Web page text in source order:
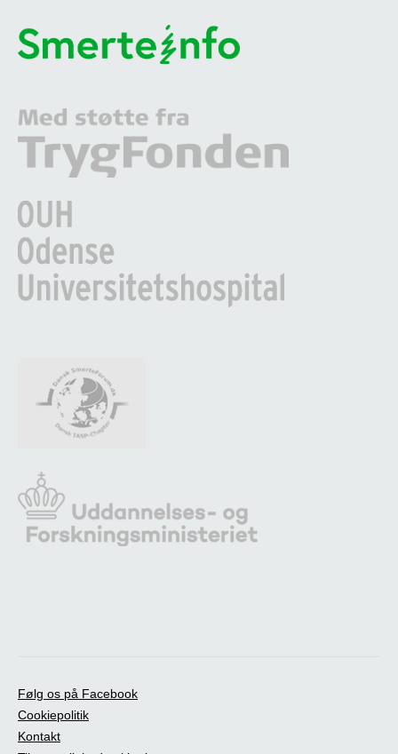
Følg os på Facebook
Cookiepolitik
Kontakt